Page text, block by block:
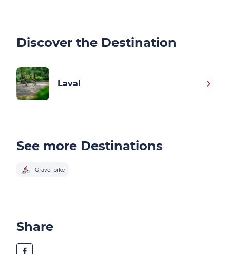
Discover the Destination
Laval
See more Destinations
Gravel bike
Share